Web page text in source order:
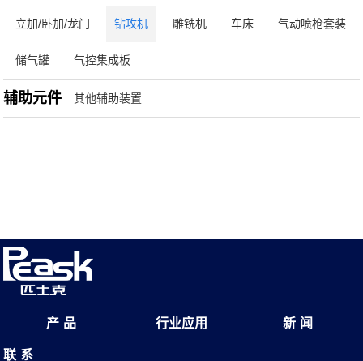
立加/卧加/龙门 钻攻机 雕铣机 车床 气动喷枪套装
储气罐 气控集成板
辅助元件 其他辅助装置
产品 行业应用 新闻
联系